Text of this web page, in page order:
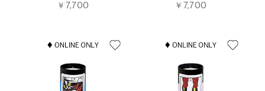
￥7,700
￥7,700